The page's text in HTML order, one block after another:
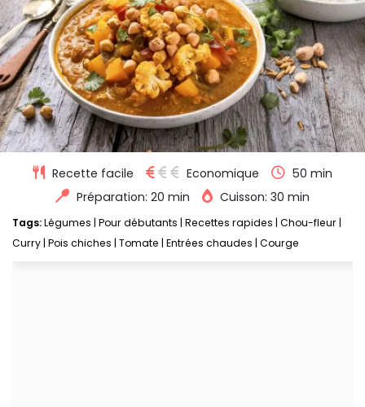
Recette facile Economique
50 min
Préparation: 20 min
Cuisson: 30 min
Tags:Légumes Pour débutants Recettes rapides Chou-fleur
Curry Pois chiches Tomate Entrées chaudes Courge